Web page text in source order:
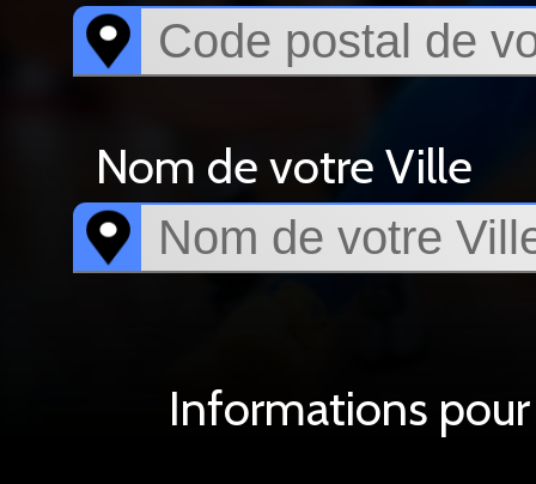
Nom de votre Ville
Informations